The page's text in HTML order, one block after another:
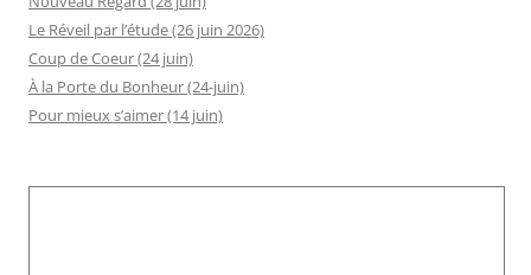
Le Réveil par l’étude (26 juin 2026)
Coup de Coeur (24 juin)
À la Porte du Bonheur (24-juin)
Pour mieux s’aimer (14 juin)